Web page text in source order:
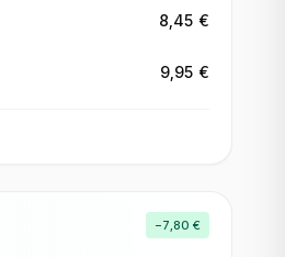
8,45 €
9,95 €
−7,80 €